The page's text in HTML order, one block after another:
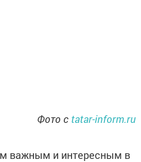
Фото с tatar-inform.ru
важным и интересным в